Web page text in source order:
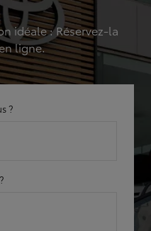
idéale : Réservez-la
ligne.
?